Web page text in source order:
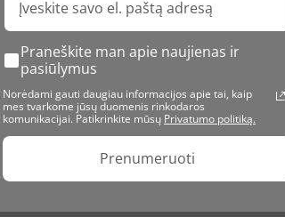
Praneškite man apie naujienas ir
pasiūlymus
Norėdami gauti daugiau informacijos apie tai, kaip
mes tvarkome jūsų duomenis rinkodaros
komunikacijai. Patikrinkite mūsų Privatumo politiką.
Prenumeruoti